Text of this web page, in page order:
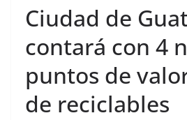
Ciudad de
contará con 4
puntos de
de reciclables